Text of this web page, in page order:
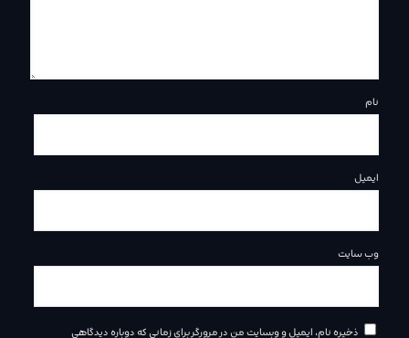
نام
ایمیل
وب‌ سایت
ذخیره نام، ایمیل و وبسایت من در مرورگر برای زمانی که دوباره دیدگاهی